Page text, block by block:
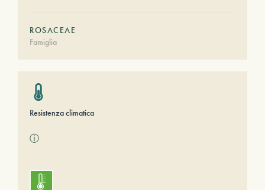
ROSACEAE
Famiglia
Resistenza climatica
ⓘ